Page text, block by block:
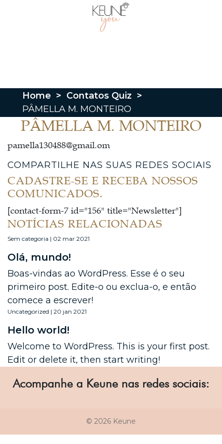
Home > Contatos Quiz >
PÂMELLA M. MONTEIRO
PÂMELLA M. MONTEIRO
pamella130488@gmail.om
COMPARTILHE NAS SUAS REDES SOCIAIS
CADASTRE-SE E RECEBA NOSSOS
COMUNICADOS.
[contact-form-7 id="156" title="Newsletter"]
NOTÍCIAS RELACIONADAS
Sem categoria | 02 mar 2021
Olá, mundo!
Boas-vindas ao WordPress. Esse é o seu
primeiro post. Edite-o ou exclua-o, e então
comece a escrever!
Uncategorized | 20 jan 2021
Hello world!
Welcome to WordPress. This is your first post.
Edit or delete it, then start writing!
Acompanhe a Keune nas redes sociais:
© 2026 Keune